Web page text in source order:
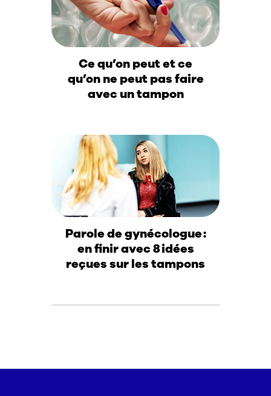
Ce qu’on peut et ce
qu’on ne peut pas faire
avec un tampon
Parole de gynécologue :
en finir avec 8 idées
reçues sur les tampons